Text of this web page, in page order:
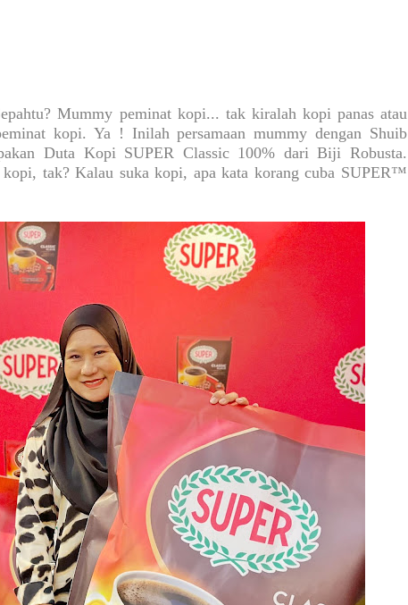
Mummy peminat kopi... tak kiralah kopi panas atau
kopi. Ya ! Inilah persamaan mummy dengan Shuib
Duta Kopi SUPER Classic 100% dari Biji Robusta.
tak? Kalau suka kopi, apa kata korang cuba SUPER™